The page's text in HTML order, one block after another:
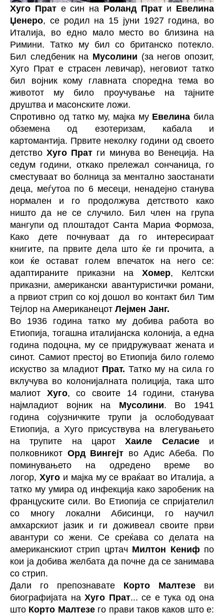
Хуго Прате син на Роланд Прати Евелина
Џенеро, се родил на 15 јуни 1927 година, во
Италија, во едно мало место во близина на
Римини. Татко му бил со британско потекло.
Бил следбеник на Мусолини (за негов опозит,
Хуго Прат е страсен левичар), неговиот татко
бил војник кому главната споредна тема во
животот му било проучување на тајните
друштва и масонските ложи.
Спротивно од татко му, мајка му Евелина била
обземена од езотеризам, кабала и
картомантија. Првите неколку години од своето
детствоХуго Прат ги минува во Венеција. На
седум години, откако прележал сончаница, го
сместуваат во болница за ментално заостанати
деца, меѓутоа по 6 месеци, ненадејно станува
нормален и го продолжува детството како
ништо да не се случило. Бил член на група
мангупи од плоштадот Санта Мариа Формоза,
Како дете почнуваат да го интересираат
книгите, па првите дела што ќе ги прочита, а
кои ќе остават голем впечаток на него се:
адаптираните приказни на Хомер, Келтски
приказни, американски авантуристички романи,
а првиот стрип со кој дошол во контакт бил Тим
Тејлор на Американецот Лејмен Јанг.
Во 1936 година татко му добива работа во
Етиопија, тогашна италијанска колонија, а една
година подоцна, му се придружуваат жената и
синот. Самиот престој во Етиопија било големо
искуство за младиот Прат. Татко му на сила го
вклучува во колонијалната полиција, така што
малиот Хуго, со своите 14 години, станува
најмладиот војник на Мусолини. Во 1941
година сојузничките трупи ја ослободуваат
Етиопија, а Хуго присуствува на влегувањето
на трупите на царотХаиле Селасиеи
полковникот Орд Вингејт во Адис Абеба. По
поминувањето на одредено време во
логор, Хугои мајка му се враќаат во Италија, а
татко му умира од инфекција како заробеник на
француските сили. Во Етиопија се спријателил
со многу локални Абисинци, го научил
амхарскиот јазик и ги доживеал своите први
авантури со жени. Се среќава со делата на
американскиот стрип цртач Милтон Кениф по
кои ја добива желбата да почне да се занимава
со стрип.
Дали го препознавате Корто Малтезе ви
биографијата на Хуго Прат... се е тука од она
што Корто Малтезего прави таков каков што е: